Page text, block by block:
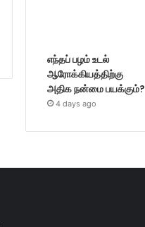
எந்தப் பழம் உடல்
ஆரோக்கியத்திற்கு
அதிக நன்மை பயக்கும்?
4 days ago